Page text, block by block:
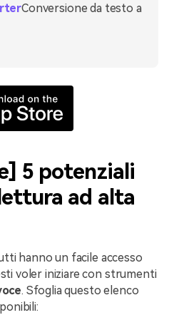
Conversione da testo a
5 potenziali
ad alta
hanno un facile accesso
voler iniziare con strumenti
. Sfoglia questo elenco